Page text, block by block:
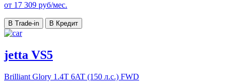
от 17 309 руб/мес.
В Trade-in В Кредит
jetta VS5
Brilliant Glory 1.4T 6AT (150 л.с.) FWD